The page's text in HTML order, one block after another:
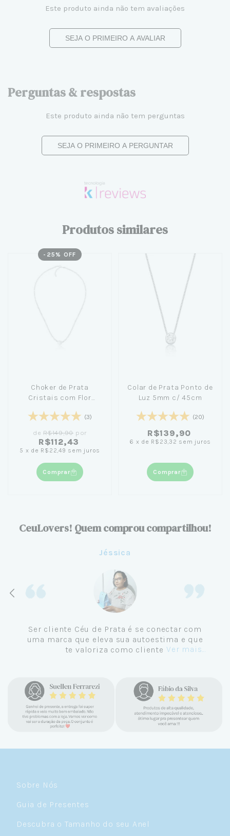
Este produto ainda não tem avaliações
SEJA O PRIMEIRO A AVALIAR
Perguntas & respostas
Este produto ainda não tem perguntas
SEJA O PRIMEIRO A PERGUNTAR
Produtos similares
- 25 % OFF
Choker de Prata
Cristais com Flor
(3)
deR$149,90 por
R$112,43
5 x de R$22,49 sem juros
Comprar
Colar de Prata Ponto de
Luz 5mm c/ 45cm
(20)
R$139,90
6 x de R$23,32 sem juros
Comprar
CeuLovers! Quem comprou compartilhou!
Jéssica
Ser cliente Céu de Prata é se conectar com
uma marca que eleva sua autoestima e que
te valoriza como cliente. Ver mais...
Sobre Nós
Guia de Presentes
Descubra o Tamanho do seu Anel